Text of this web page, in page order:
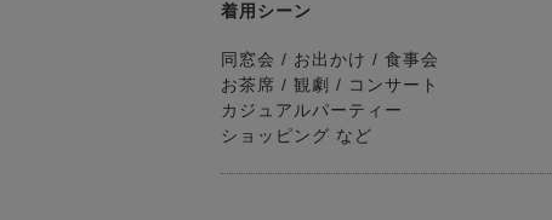
着用シーン
同窓会 / お出かけ / 食事会
お茶席 / 観劇 / コンサート
カジュアルパーティー
ショッピング など